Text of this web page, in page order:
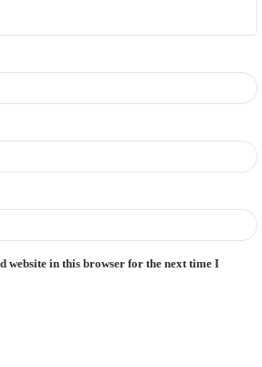
website in this browser for the next time I